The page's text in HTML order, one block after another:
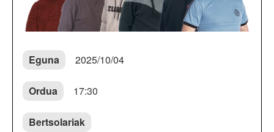
Eguna 2025/10/04
Ordua 17:30
Bertsolariak